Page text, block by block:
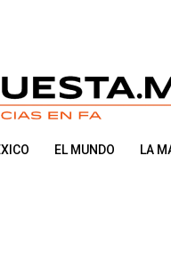
EL MUNDO LA